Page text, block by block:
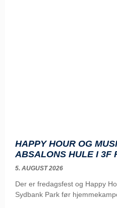
HAPPY HOUR OG
ABSALONS HULE I 3F
5. AUGUST 2026
Der er fredagsfest og Happy
Sydbank Park før